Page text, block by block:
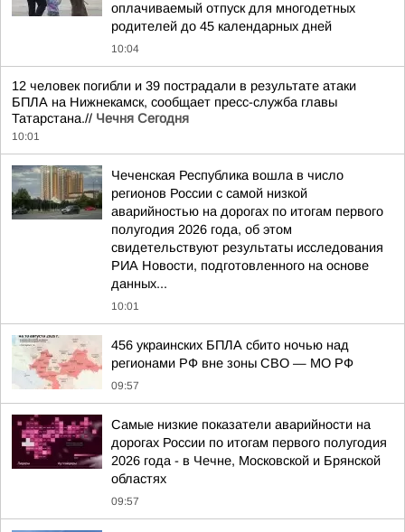
оплачиваемый отпуск для многодетных
родителей до 45 календарных дней
10:04
12 человек погибли и 39 пострадали в результате атаки
БПЛА на Нижнекамск, сообщает пресс-служба главы
Татарстана.// Чечня Сегодня
10:01
Чеченская Республика вошла в число
регионов России с самой низкой
аварийностью на дорогах по итогам первого
полугодия 2026 года, об этом
свидетельствуют результаты исследования
РИА Новости, подготовленного на основе
данных...
10:01
456 украинских БПЛА сбито ночью над
регионами РФ вне зоны СВО — МО РФ
09:57
Самые низкие показатели аварийности на
дорогах России по итогам первого полугодия
2026 года - в Чечне, Московской и Брянской
областях
09:57